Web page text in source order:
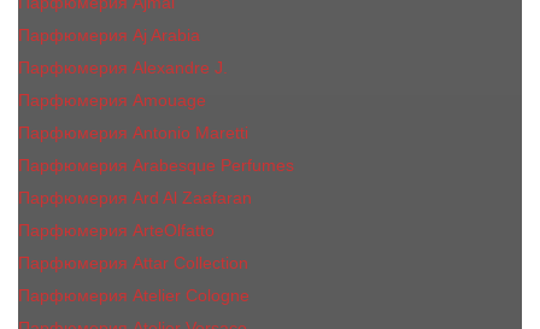
Парфюмерия Aj Arabia
Парфюмерия Alexandre J.
Парфюмерия Amouage
Парфюмерия Antonio Maretti
Парфюмерия Arabesque Perfumes
Парфюмерия Ard Al Zaafaran
Парфюмерия ArteOlfatto
Парфюмерия Attar Collection
Парфюмерия Atelier Cologne